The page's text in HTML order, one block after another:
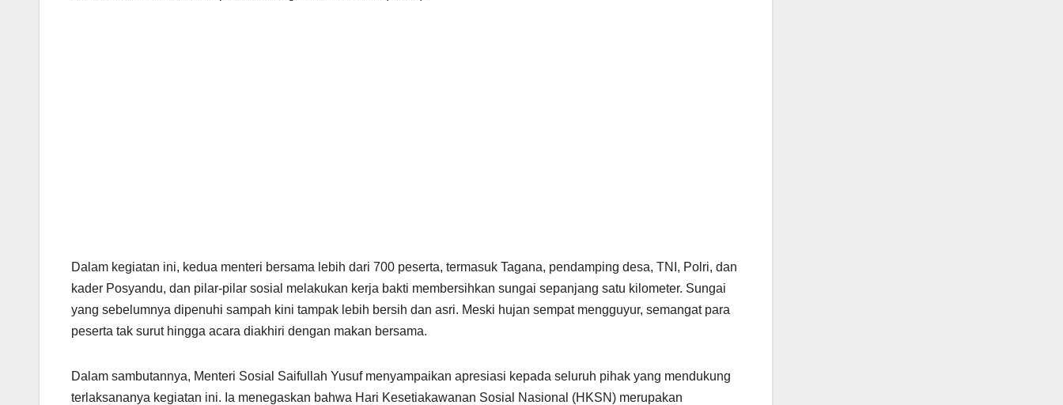
Dalam kegiatan ini, kedua menteri bersama lebih dari 700 peserta, termasuk Tagana, pendamping desa, TNI, Polri, dan
kader Posyandu, dan pilar-pilar sosial melakukan kerja bakti membersihkan sungai sepanjang satu kilometer. Sungai
yang sebelumnya dipenuhi sampah kini tampak lebih bersih dan asri. Meski hujan sempat mengguyur, semangat para
peserta tak surut hingga acara diakhiri dengan makan bersama.
Dalam sambutannya, Menteri Sosial Saifullah Yusuf menyampaikan apresiasi kepada seluruh pihak yang mendukung
terlaksananya kegiatan ini. Ia menegaskan bahwa Hari Kesetiakawanan Sosial Nasional (HKSN) merupakan